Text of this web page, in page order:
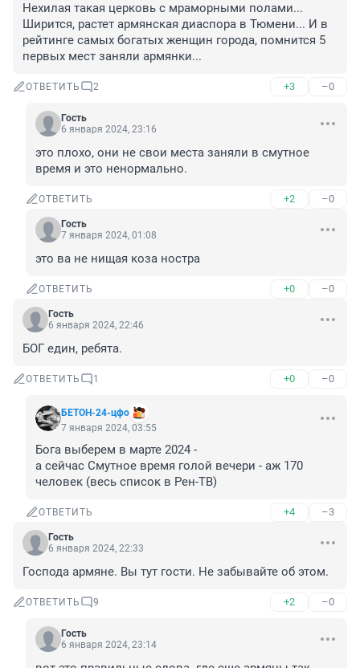
Нехилая такая церковь с мраморными полами...
Ширится, растет армянская диаспора в Тюмени... И в
рейтинге самых богатых женщин города, помнится 5
первых мест заняли армянки...
ОТВЕТИТЬ 2 +3 –0
Гость
6 января 2024, 23:16
это плохо, они не свои места заняли в смутное
время и это ненормально.
ОТВЕТИТЬ +2 –0
Гость
7 января 2024, 01:08
это ва не нищая коза ностра
ОТВЕТИТЬ +0 –0
Гость
6 января 2024, 22:46
БОГ един, ребята.
ОТВЕТИТЬ 1 +0 –0
БЕТОН-24-цфо
7 января 2024, 03:55
Бога выберем в марте 2024 -
а сейчас Смутное время голой вечери - аж 170
человек (весь список в Рен-ТВ)
ОТВЕТИТЬ +4 –3
Гость
6 января 2024, 22:33
Господа армяне. Вы тут гости. Не забывайте об этом.
ОТВЕТИТЬ 9 +2 –0
Гость
6 января 2024, 23:14